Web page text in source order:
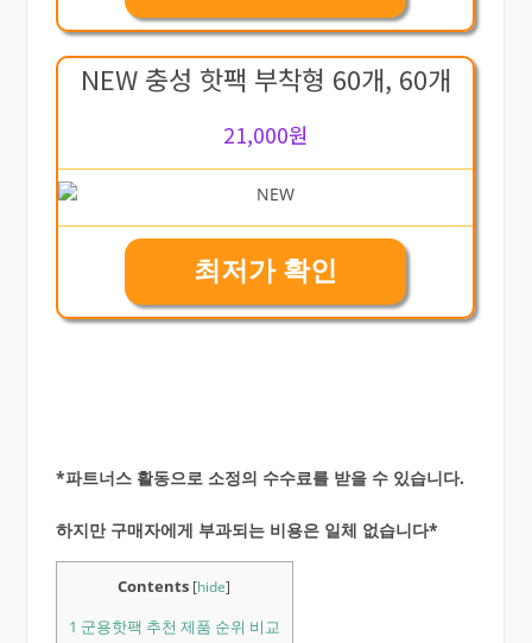
NEW 충성 핫팩 부착형 60개, 60개
21,000원
최저가 확인
*파트너스 활동으로 소정의 수수료를 받을 수 있습니다.
하지만 구매자에게 부과되는 비용은 일체 없습니다*
Contents [hide]
1 군용핫팩 추천 제품 순위 비교